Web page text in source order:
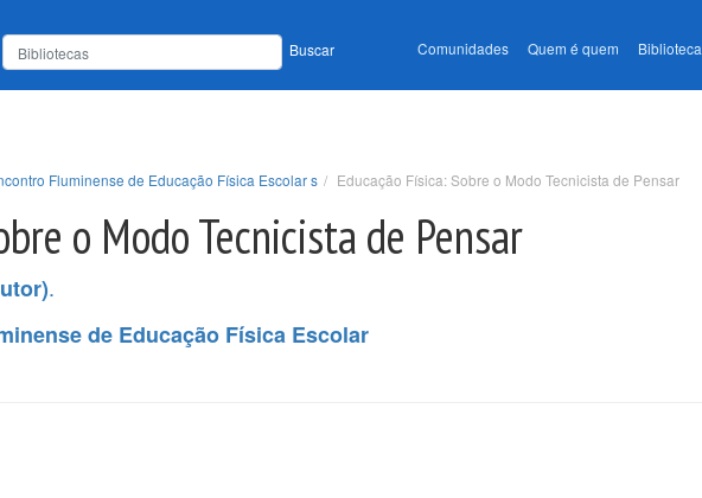
Buscar Comunidades Quem é quem Biblioteca
Fluminense de Educação Física Escolar s Educação Física: Sobre o Modo Tecnicista de Pensar
o Modo Tecnicista de Pensar
.
de Educação Física Escolar